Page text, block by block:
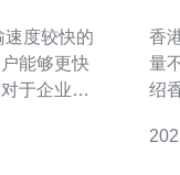
能够更快
于企业和
速网络连
香港站
量
绍
周